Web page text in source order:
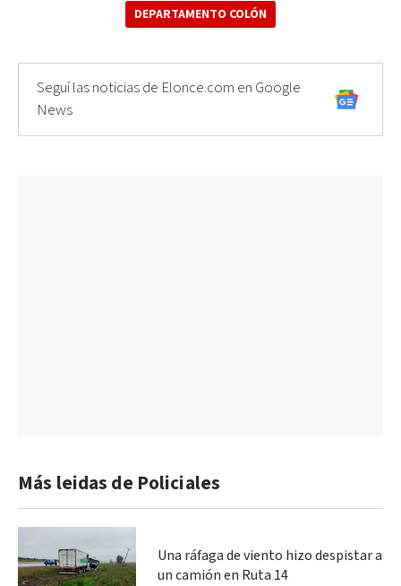
DEPARTAMENTO COLÓN
Seguí las noticias de Elonce.com en Google
News
Más leidas de Policiales
Una ráfaga de viento hizo despistar a
un camión en Ruta 14